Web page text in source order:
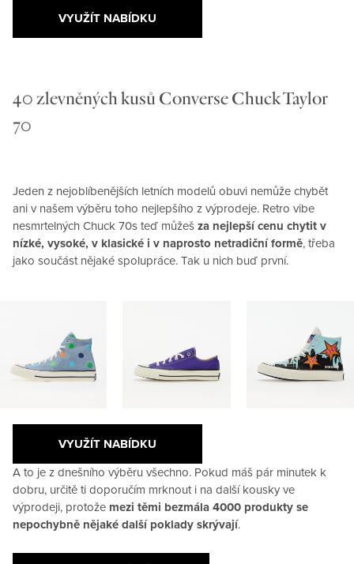
VYUŽÍT NABÍDKU
40 zlevněných kusů Converse Chuck Taylor
70
Jeden z nejoblíbenějších letních modelů obuvi nemůže chybět
ani v našem výběru toho nejlepšího z výprodeje. Retro vibe
nesmrtelných Chuck 70s teď můžeš za nejlepší cenu chytit v
nízké, vysoké, v klasické i v naprosto netradiční formě, třeba
jako součást nějaké spolupráce. Tak u nich buď první.
VYUŽÍT NABÍDKU
A to je z dnešního výběru všechno. Pokud máš pár minutek k
dobru, určitě ti doporučím mrknout i na další kousky ve
výprodeji, protože mezi těmi bezmála 4000 produkty se
nepochybně nějaké další poklady skrývají.